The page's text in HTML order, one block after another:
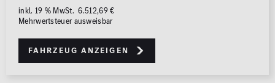
inkl. 19 % MwSt. 6.512,69 €
Mehrwertsteuer ausweisbar
Fahrzeug anzeigen